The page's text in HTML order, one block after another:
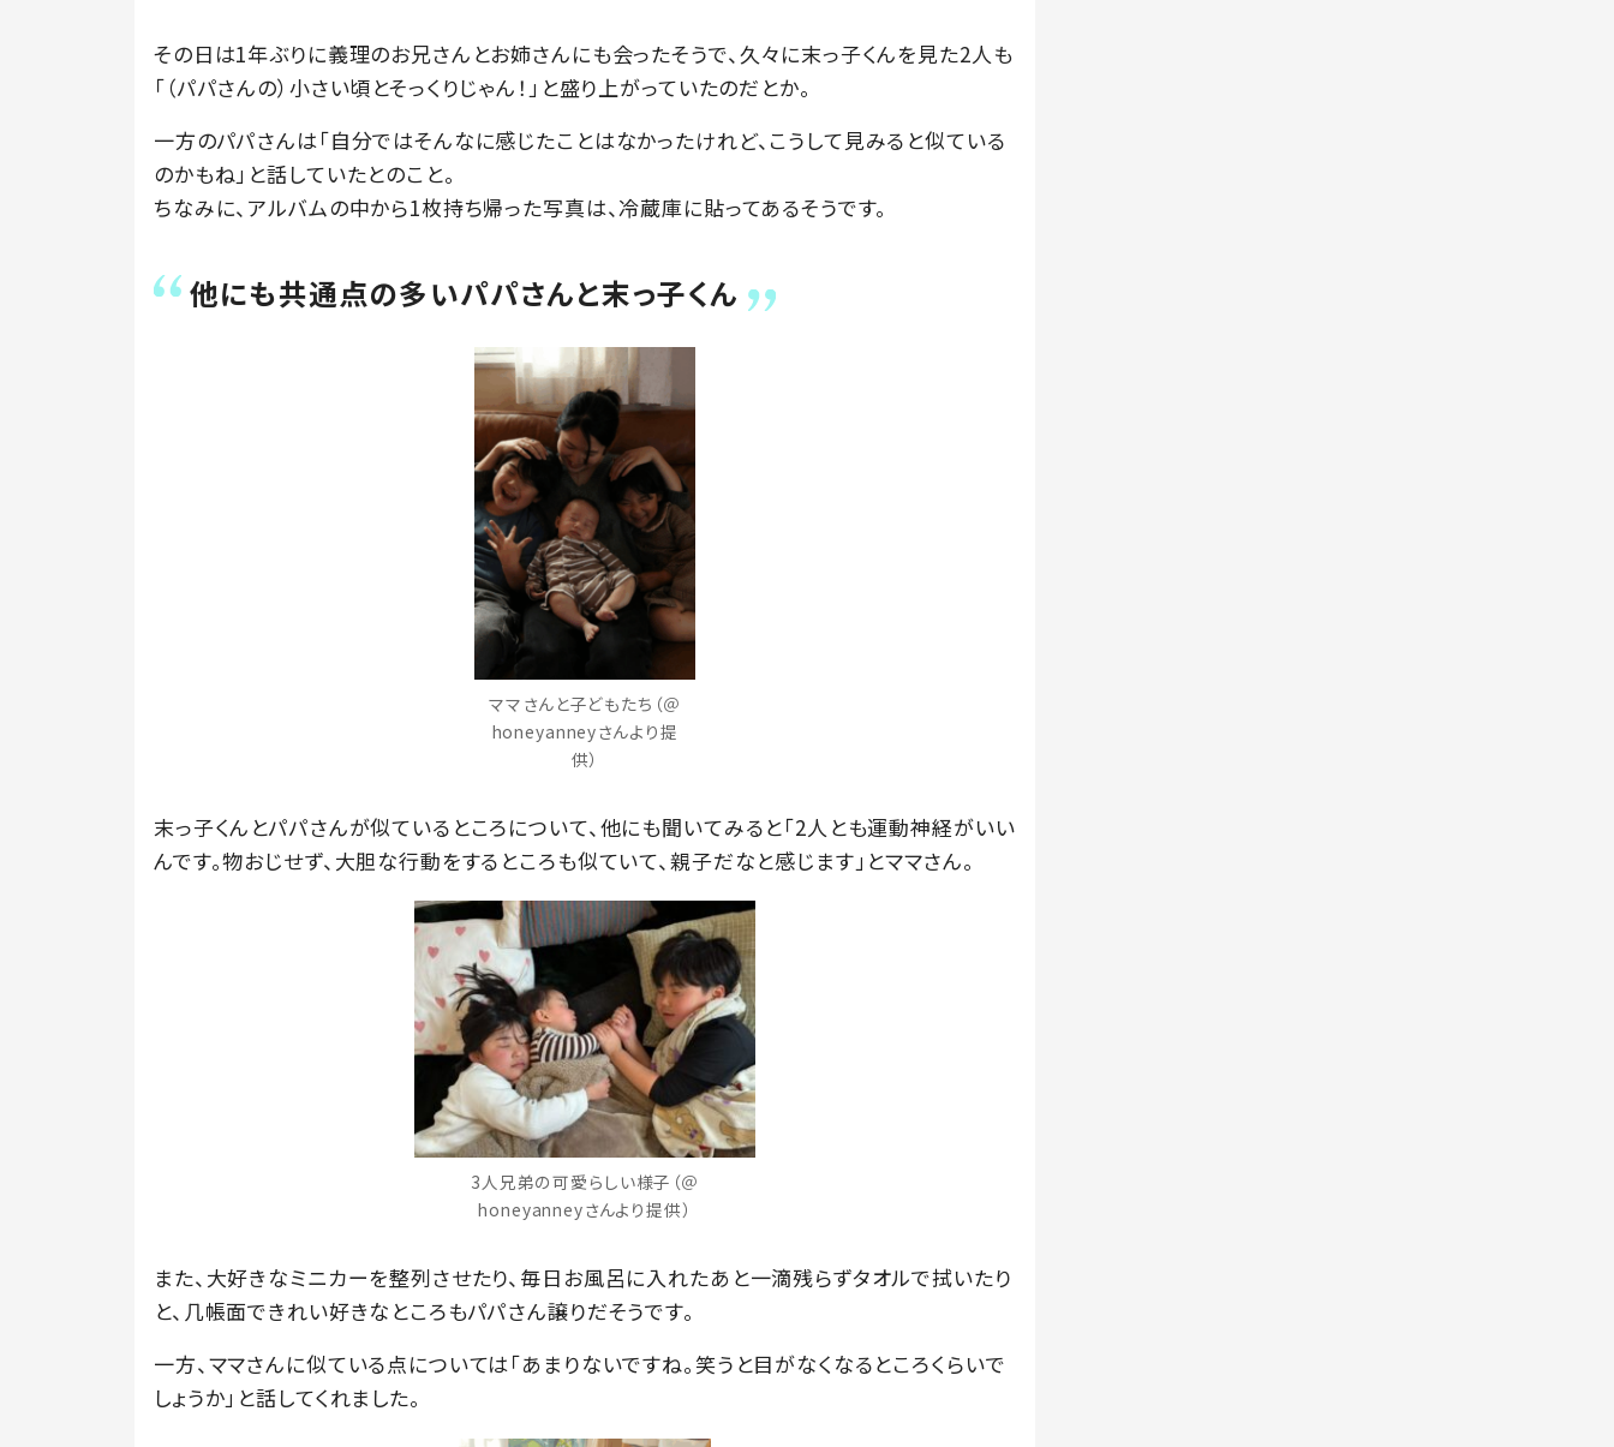
その日は1年ぶりに義理のお兄さんとお姉さんにも会ったそうで、久々に末っ子くんを見た2人も
「（パパさんの）小さい頃とそっくりじゃん！」と盛り上がっていたのだとか。
一方のパパさんは「自分ではそんなに感じたことはなかったけれど、こうして見みると似ている
のかもね」と話していたとのこと。
ちなみに、アルバムの中から1枚持ち帰った写真は、冷蔵庫に貼ってあるそうです。
他にも共通点の多いパパさんと末っ子くん
ママさんと子どもたち（＠
honeyanneyさんより提
供）
末っ子くんとパパさんが似ているところについて、他にも聞いてみると「2人とも運動神経がいい
んです。物おじせず、大胆な行動をするところも似ていて、親子だなと感じます」とママさん。
3人兄弟の可愛らしい様子（＠
honeyanneyさんより提供）
また、大好きなミニカーを整列させたり、毎日お風呂に入れたあと一滴残らずタオルで拭いたり
と、几帳面できれい好きなところもパパさん譲りだそうです。
一方、ママさんに似ている点については「あまりないですね。笑うと目がなくなるところくらいで
しょうか」と話してくれました。